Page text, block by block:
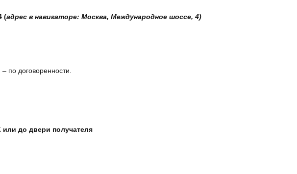
(адрес в навигаторе: Москва, Международное шоссе, 4)
по договоренности.
до двери получателя